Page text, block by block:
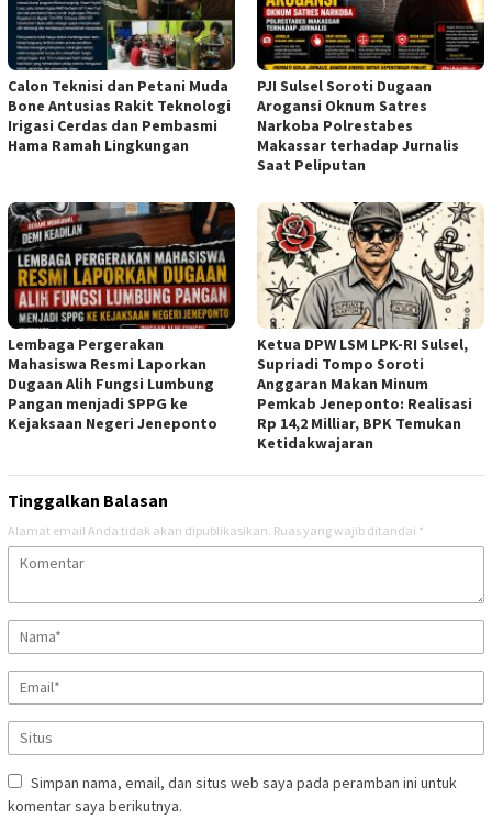
Calon Teknisi dan Petani Muda
Bone Antusias Rakit Teknologi
Irigasi Cerdas dan Pembasmi
Hama Ramah Lingkungan
PJI Sulsel Soroti Dugaan
Arogansi Oknum Satres
Narkoba Polrestabes
Makassar terhadap Jurnalis
Saat Peliputan
Lembaga Pergerakan
Mahasiswa Resmi Laporkan
Dugaan Alih Fungsi Lumbung
Pangan menjadi SPPG ke
Kejaksaan Negeri Jeneponto
Ketua DPW LSM LPK-RI Sulsel,
Supriadi Tompo Soroti
Anggaran Makan Minum
Pemkab Jeneponto: Realisasi
Rp 14,2 Milliar, BPK Temukan
Ketidakwajaran
Tinggalkan Balasan
Alamat email Anda tidak akan dipublikasikan. Ruas yang wajib ditandai *
Simpan nama, email, dan situs web saya pada peramban ini untuk
komentar saya berikutnya.